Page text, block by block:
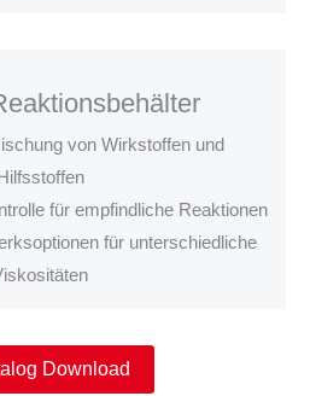
von Wirkstoffen und
für empfindliche Reaktionen
für unterschiedliche
Download